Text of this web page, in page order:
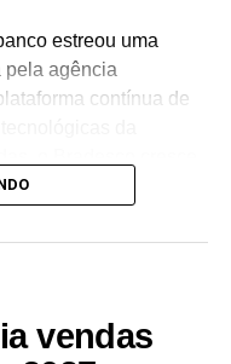
estreou uma
agência
contínua de
as transformações do
para entregar
do banco continua
humano,
vendas